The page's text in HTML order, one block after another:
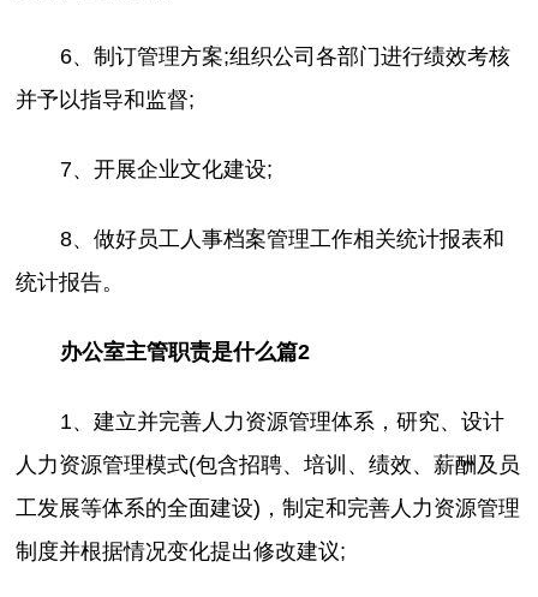
6、制订管理方案;组织公司各部门进行绩效考核
并予以指导和监督;
7、开展企业文化建设;
8、做好员工人事档案管理工作相关统计报表和
统计报告。
办公室主管职责是什么篇2
1、建立并完善人力资源管理体系，研究、设计
人力资源管理模式(包含招聘、培训、绩效、薪酬及员
工发展等体系的全面建设)，制定和完善人力资源管理
制度并根据情况变化提出修改建议;